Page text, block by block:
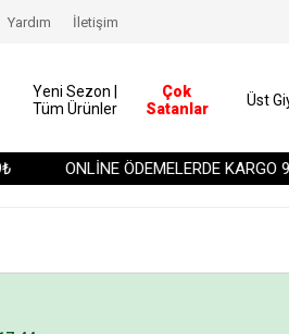
ONLİNE ÖDEMELERDE KARGO
Yardım İletişim
Yeni Sezon |
Tüm Ürünler
Çok
Satanlar
Üst